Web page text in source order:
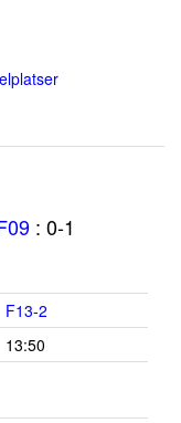
: 0-1
F13-2
13:50